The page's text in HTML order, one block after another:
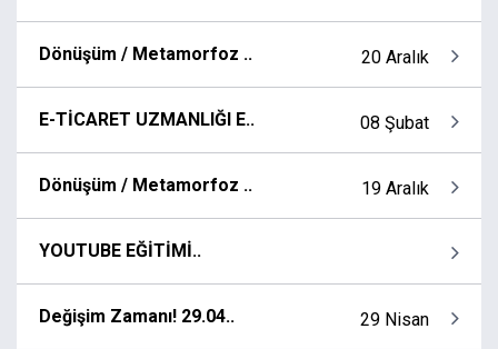
Dönüşüm / Metamorfoz .. 20 Aralık
E-TİCARET UZMANLIĞI E.. 08 Şubat
Dönüşüm / Metamorfoz .. 19 Aralık
YOUTUBE EĞİTİMİ..
Değişim Zamanı! 29.04.. 29 Nisan